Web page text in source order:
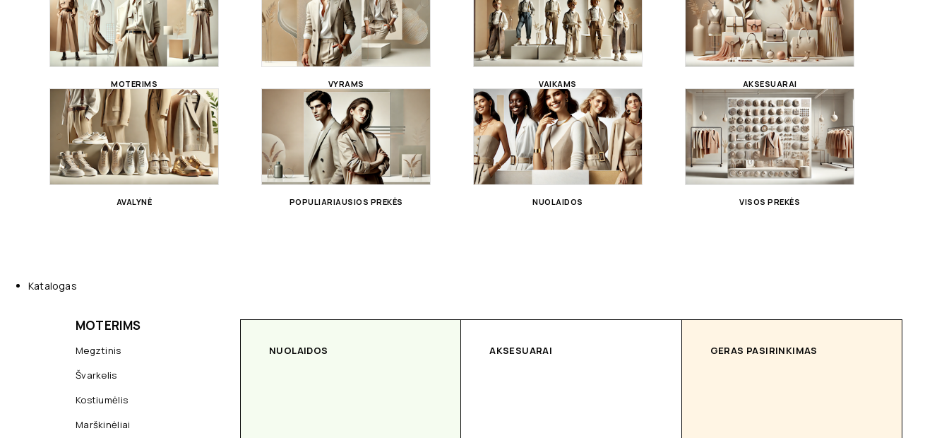
MOTERIMS VYRAMS VAIKAMS AKSESUARAI
AVALYNĖ POPULIARIAUSIOS PREKĖS NUOLAIDOS VISOS PREKĖS
Katalogas
MOTERIMS
Megztinis
Švarkelis
Kostiumėlis
Marškinėliai
NUOLAIDOS AKSESUARAI GERAS PASIRINKIMAS